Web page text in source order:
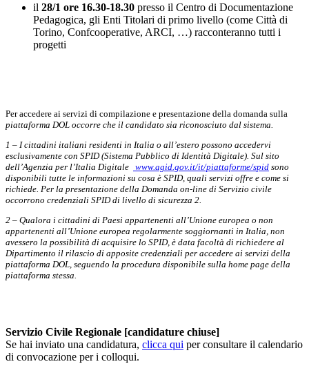
il 28/1 ore 16.30-18.30 presso il Centro di Documentazione
Pedagogica, gli Enti Titolari di primo livello (come Città di
Torino, Confcooperative, ARCI, …) racconteranno tutti i
progetti
Per accedere ai servizi di compilazione e presentazione della domanda sulla
piattaforma DOL occorre che il candidato sia riconosciuto dal sistema.
1 – I cittadini italiani residenti in Italia o all’estero possono accedervi
esclusivamente con SPID (Sistema Pubblico di Identità Digitale). Sul sito
dell’Agenzia per l’Italia Digitale www.agid.gov.it/it/piattaforme/spid sono
disponibili tutte le informazioni su cosa è SPID, quali servizi offre e come si
richiede. Per la presentazione della Domanda on-line di Servizio civile
occorrono credenziali SPID di livello di sicurezza 2.
2 – Qualora i cittadini di Paesi appartenenti all’Unione europea o non
appartenenti all’Unione europea regolarmente soggiornanti in Italia, non
avessero la possibilità di acquisire lo SPID, è data facoltà di richiedere al
Dipartimento il rilascio di apposite credenziali per accedere ai servizi della
piattaforma DOL, seguendo la procedura disponibile sulla home page della
piattaforma stessa.
Servizio Civile Regionale [candidature chiuse]
Se hai inviato una candidatura, clicca qui per consultare il calendario
di convocazione per i colloqui.